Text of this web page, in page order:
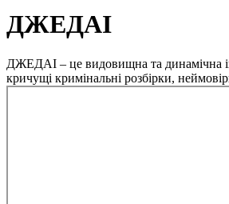
ДЖЕДАІ
ДЖЕДАІ – це видовищна та динамічна
кричущі кримінальні розбірки,